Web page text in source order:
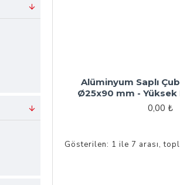
Alüminyum Saplı
Ø25x90 mm - Yüksek
0,00 ₺
Gösterilen: 1 ile 7 arası,